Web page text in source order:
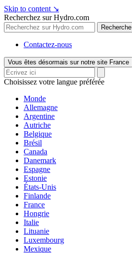
Skip to content ↘
Recherchez sur Hydro.com
Recherche
Contactez-nous
Vous êtes désormais sur notre site France
Choisissez votre langue préférée
Monde
Allemagne
Argentine
Autriche
Belgique
Brésil
Canada
Danemark
Espagne
Estonie
États-Unis
Finlande
France
Hongrie
Italie
Lituanie
Luxembourg
Mexique